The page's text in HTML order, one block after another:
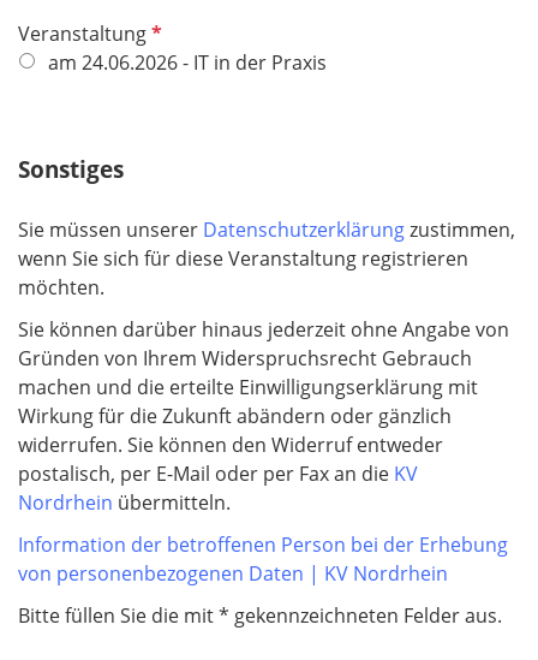
VeranstaltungP
f
f
e
d
am 24.06.2026 - IT in der Praxis
Sonstiges
Sie müssen unserer Datenschutzerklärungzustimmen,
wenn Sie sich für diese Veranstaltung registrieren
möchten.
Sie können darüber hinaus jederzeit ohne Angabe von
Gründen von Ihrem Widerspruchsrecht Gebrauch
machen und die erteilte Einwilligungserklärung mit
Wirkung für die Zukunft abändern oder gänzlich
widerrufen. Sie können den Widerruf entweder
postalisch, per E-Mail oder per Fax an die KV
Nordrhein übermitteln.
Information der betroffenen Person bei der Erhebung
von personenbezogenen Daten | KV Nordrhein
Bitte füllen Sie die mit * gekennzeichneten Felder aus.